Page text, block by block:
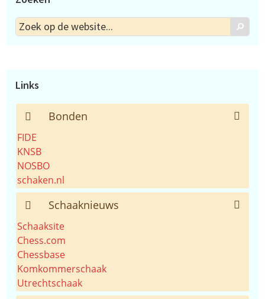
Zoek
op
Zoek
Links
Bonden
FIDE
KNSB
NOSBO
schaken.nl
Schaaknieuws
Schaaksite
Chess.com
Chessbase
Komkommerschaak
Utrechtschaak